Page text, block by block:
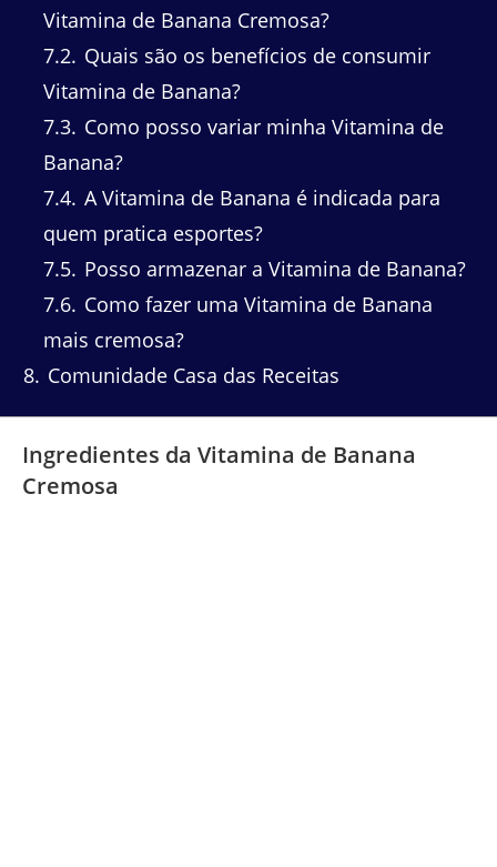
Vitamina de Banana Cremosa?
7.2 Quais são os benefícios de consumir
Vitamina de Banana?
7.3 Como posso variar minha Vitamina de
Banana?
7.4 A Vitamina de Banana é indicada para
quem pratica esportes?
7.5 Posso armazenar a Vitamina de Banana?
7.6 Como fazer uma Vitamina de Banana
mais cremosa?
8 Comunidade Casa das Receitas
Ingredientes da Vitamina de Banana
Cremosa